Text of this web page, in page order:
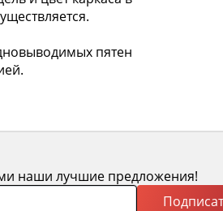
пятен
наши лучшие предложения!